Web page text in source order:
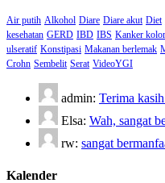
Air putih Alkohol Diare Diare akut Diet
kesehatan GERD IBD IBS Kanker
ulseratif Konstipasi Makanan berlemak
Crohn Sembelit Serat VideoYGI
admin: Terima
Elsa: Wah, sangat
rw: sangat
Kalender